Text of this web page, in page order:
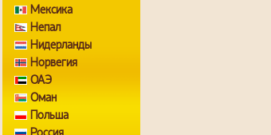
Мексика
Непал
Нидерланды
Норвегия
ОАЭ
Оман
Польша